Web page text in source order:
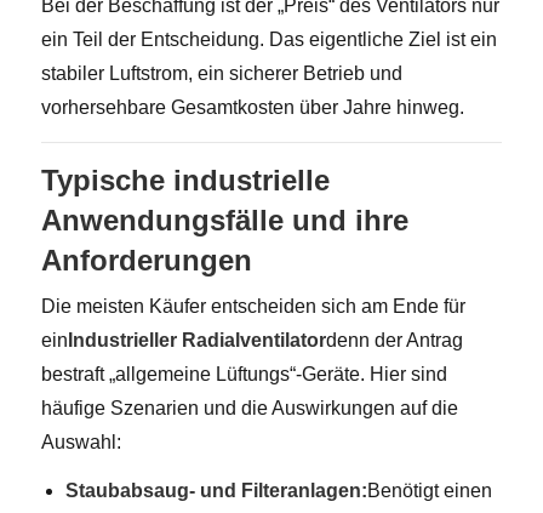
Bei der Beschaffung ist der „Preis“ des Ventilators nur
ein Teil der Entscheidung. Das eigentliche Ziel ist ein
stabiler Luftstrom, ein sicherer Betrieb und
vorhersehbare Gesamtkosten über Jahre hinweg.
Typische industrielle
Anwendungsfälle und ihre
Anforderungen
Die meisten Käufer entscheiden sich am Ende für
ein Industrieller Radialventilatordenn der Antrag
bestraft „allgemeine Lüftungs“-Geräte. Hier sind
häufige Szenarien und die Auswirkungen auf die
Auswahl:
Staubabsaug- und Filteranlagen:Benötigt einen